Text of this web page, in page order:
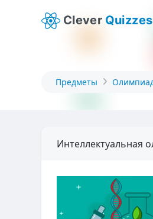
Clever Quizzes
Предметы
Интеллектуальная